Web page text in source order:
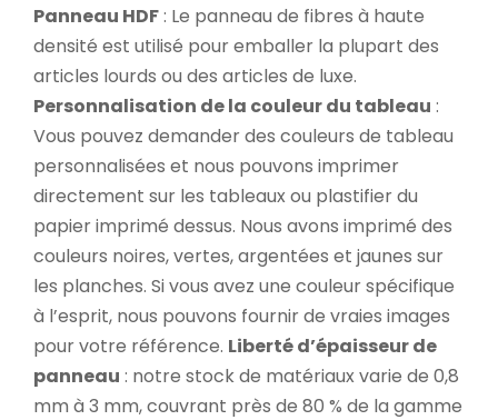
Panneau HDF: Le panneau de fibres à haute
densité est utilisé pour emballer la plupart des
articles lourds ou des articles de luxe.
Personnalisation de la couleur du tableau :
Vous pouvez demander des couleurs de tableau
personnalisées et nous pouvons imprimer
directement sur les tableaux ou plastifier du
papier imprimé dessus. Nous avons imprimé des
couleurs noires, vertes, argentées et jaunes sur
les planches. Si vous avez une couleur spécifique
à l’esprit, nous pouvons fournir de vraies images
pour votre référence. Liberté d’épaisseur de
panneau : notre stock de matériaux varie de 0,8
mm à 3 mm, couvrant près de 80 % de la gamme